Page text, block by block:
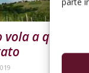
a quota 18